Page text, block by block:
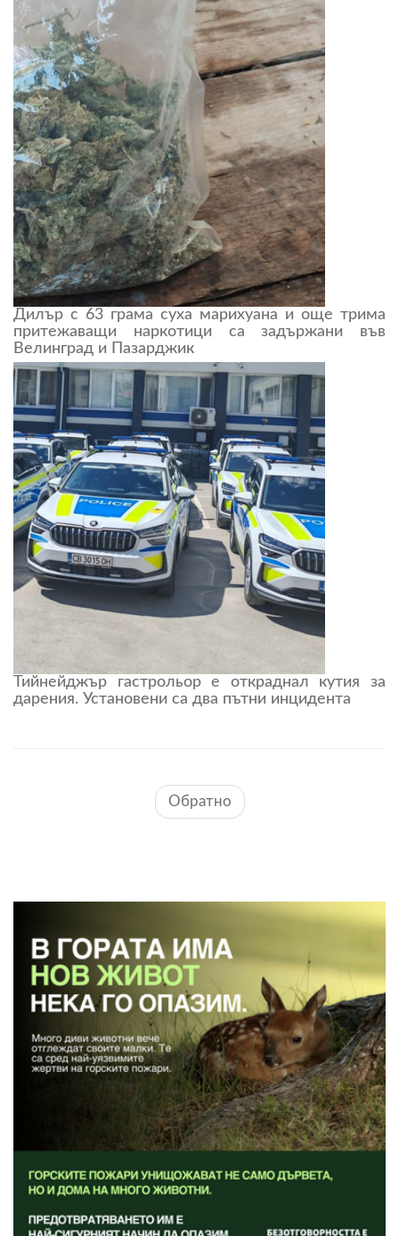
Дилър с 63 грама суха марихуана и още трима
притежаващи наркотици са задържани във
Велинград и Пазарджик
Тийнейджър гастрольор е откраднал кутия за
дарения. Установени са два пътни инцидента
Обратно